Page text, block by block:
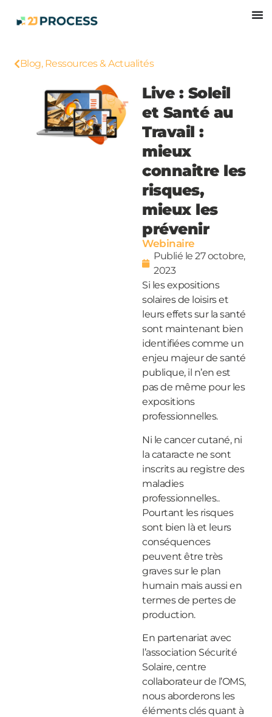
Blog, Ressources & Actualités
Live : Soleil
et Santé au
Travail :
mieux
connaitre les
risques,
mieux les
prévenir
Webinaire
Publié le 27 octobre,
2023
Si les expositions
solaires de loisirs et
leurs effets sur la santé
sont maintenant bien
identifiées comme un
enjeu majeur de santé
publique, il n’en est
pas de même pour les
expositions
professionnelles.
Ni le cancer cutané, ni
la cataracte ne sont
inscrits au registre des
maladies
professionnelles..
Pourtant les risques
sont bien là et leurs
conséquences
peuvent être très
graves sur le plan
humain mais aussi en
termes de pertes de
production.
En partenariat avec
l’association Sécurité
Solaire, centre
collaborateur de l’OMS,
nous aborderons les
éléments clés quant à